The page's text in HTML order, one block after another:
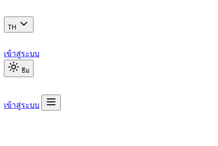
TH
เข้าสู่ระบบ
ธีม
เข้าสู่ระบบ